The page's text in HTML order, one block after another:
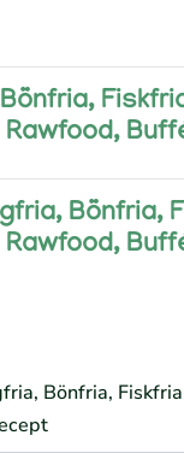
Bönfria,
Bönfria,